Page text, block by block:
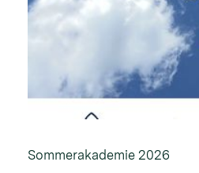
Sommerakademie 2026